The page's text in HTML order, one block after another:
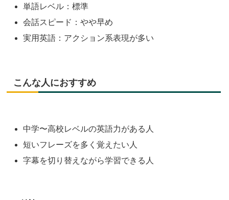
単語レベル：標準
会話スピード：やや早め
実用英語：アクション系表現が多い
こんな人におすすめ
中学〜高校レベルの英語力がある人
短いフレーズを多く覚えたい人
字幕を切り替えながら学習できる人